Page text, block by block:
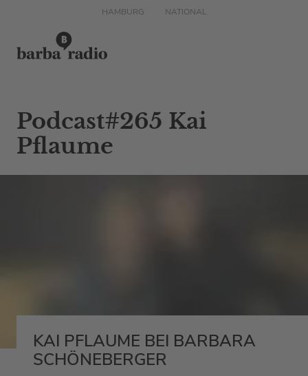
HAMBURG NATIONAL
Podcast#265 Kai
Pflaume
KAI PFLAUME BEI BARBARA
SCHÖNEBERGER